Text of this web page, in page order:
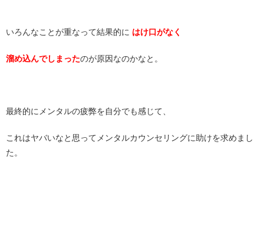
いろんなことが重なって結果的に はけ口がなく
溜め込んでしまったのが原因なのかなと。
最終的にメンタルの疲弊を自分でも感じて、
これはヤバいなと思ってメンタルカウンセリングに助けを求めまし
た。